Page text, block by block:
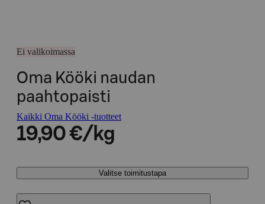
Ei valikoimassa
Oma Kööki naudan
paahtopaisti
Kaikki Oma Kööki -tuotteet
19,90 €/kg
Valitse toimitustapa